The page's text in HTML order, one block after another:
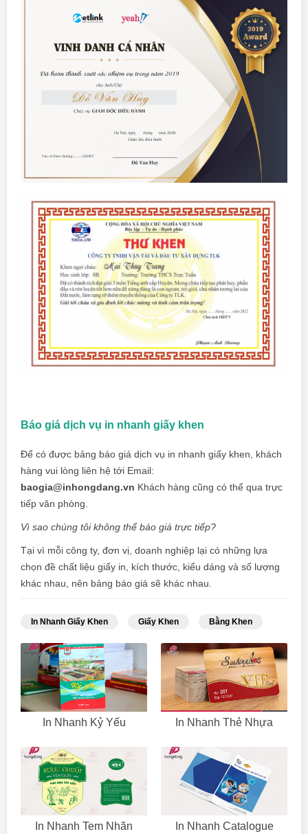
Báo giá dịch vụ in nhanh giấy khen
Để có được bảng báo giá dịch vụ in nhanh giấy khen, khách
hàng vui lòng liên hệ tới Email:
baogia@inhongdang.vn Khách hàng cũng có thể qua trực
tiếp văn phòng.
Vì sao chúng tôi không thể báo giá trực tiếp?
Tại vì mỗi công ty, đơn vị, doanh nghiệp lại có những lựa
chọn đề chất liệu giấy in, kích thước, kiểu dáng và số lượng
khác nhau, nên bảng báo giá sẽ khác nhau.
In Nhanh Giấy Khen Giấy Khen Bằng Khen
In Nhanh Kỷ Yếu In Nhanh Thẻ Nhựa
In Nhanh Tem Nhãn In Nhanh Catalogue